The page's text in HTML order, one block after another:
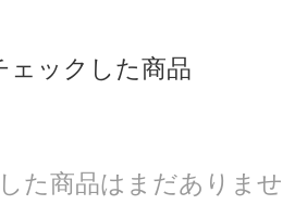
ェックした商品
た商品はまだありませ